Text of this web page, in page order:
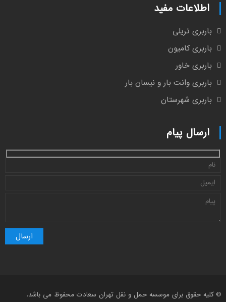
اطلاعات مفید
باربری تریلی
باربری کامیون
باربری خاور
باربری وانت بار و نیسان بار
باربری شهرستان
ارسال پیام
© کلیه حقوق برای موسسه حمل و نقل تهران سعادت محفوظ می باشد.